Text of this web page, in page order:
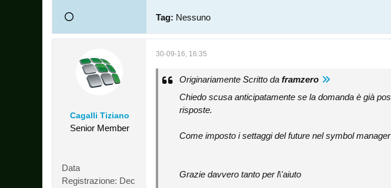
Tag: Nessuno
Cagalli Tiziano
Senior Member
Data
Registrazione: Dec
30-09-16, 16:35
Originariamente Scritto da framzero
Chiedo scusa anticipatamente se la domanda è già
risposte.
Come imposto i settaggi del future nel symbol
Grazie davvero tanto per l\'aiuto